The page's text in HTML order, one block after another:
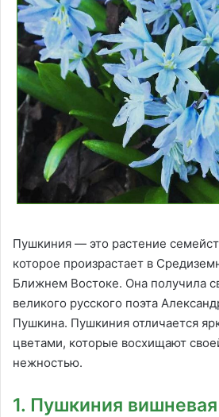
Пушкиния — это растение
которое произрастает в
Ближнем Востоке. Она получила
великого русского поэта
Пушкина. Пушкиния отличается
цветами, которые восхищают
нежностью.
1. Пушкиния